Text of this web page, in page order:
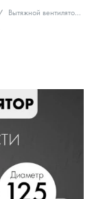
Вытяжной вентилятор airRoxy dRim125HS-C166